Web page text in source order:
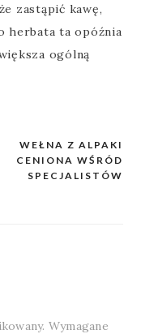
zastąpić kawę,
herbata ta opóźnia
ogólną
WEŁNA Z ALPAKI
CENIONA WŚRÓD
SPECJALISTÓW
Wymagane